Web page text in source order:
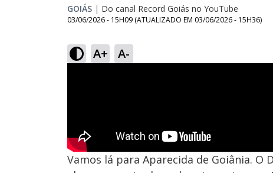
GOIÁS | Do canal Record Goiás no YouTube
03/06/2026 - 15H09 (ATUALIZADO EM 03/06/2026 - 15H36)
A+ A-
Vamos lá para Aparecida de Goiânia. O